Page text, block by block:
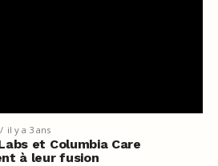
il y a 3 ans
et Columbia Care
à leur fusion